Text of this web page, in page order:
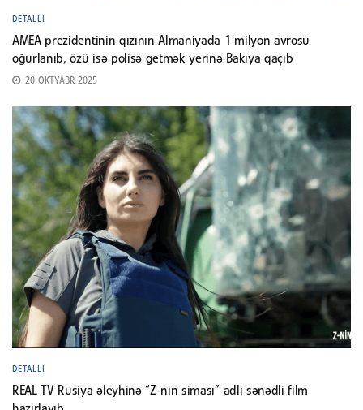
DETALLI
AMEA prezidentinin qızının Almaniyada 1 milyon avrosu
oğurlanıb, özü isə polisə getmək yerinə Bakıya qaçıb
20 OKTYABR 2025
DETALLI
REAL TV Rusiya əleyhinə “Z-nin siması” adlı sənədli film